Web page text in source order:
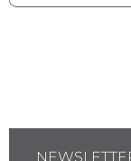
- Largura: 7,8